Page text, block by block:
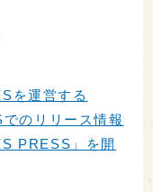
を運営する
のリリース情報
PRESS」を開